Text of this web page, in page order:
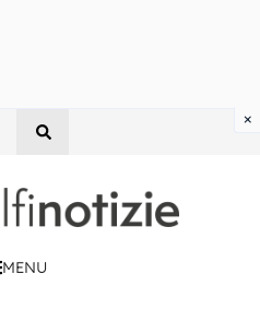
MENU
×